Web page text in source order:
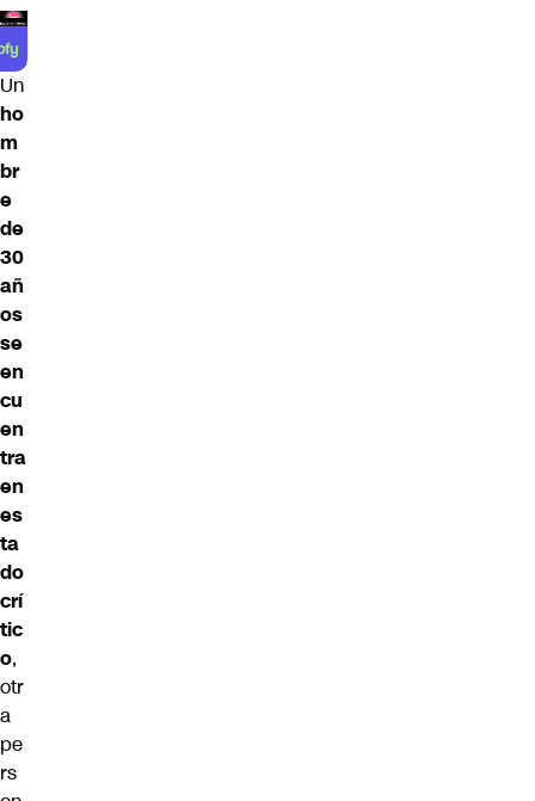
Un
ho
m
br
e
de
30
añ
os
se
en
cu
en
tra
en
es
ta
do
crí
tic
o,
otr
a
pe
rs